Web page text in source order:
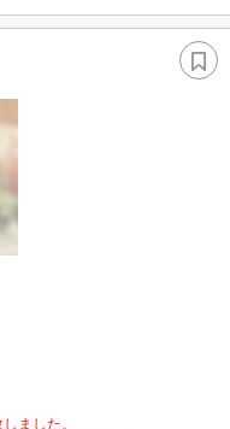
ました。